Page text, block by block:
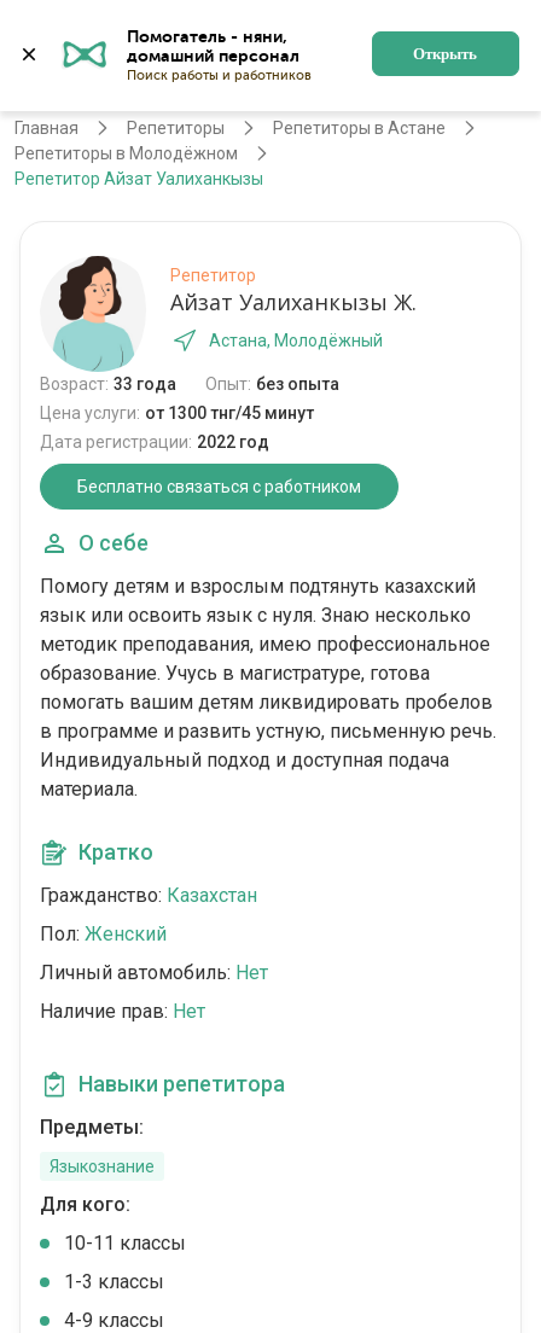
Помогатель - няни,
Поиск работы и работников
Открыть
Астана Регистрация
Главная Репетиторы
Репетиторы в Астане
Репетиторы в Молодёжном
Репетитор Айзат Уалиханкызы
Репетитор
Айзат Уалиханкызы Ж.
Астана, Молодёжный
Возраст: 33 года Опыт: без опыта
Цена услуги: от 1300 тнг/45 минут
Дата регистрации: 2022 год
Бесплатно связаться с работником
О себе
Помогу детям и взрослым подтянуть казахский
язык или освоить язык с нуля. Знаю несколько
методик преподавания, имею профессиональное
образование. Учусь в магистратуре, готова
помогать вашим детям ликвидировать пробелов
в программе и развить устную, письменную речь.
Индивидуальный подход и доступная подача
материала.
Кратко
Гражданство: Казахстан
Пол: Женский
Личный автомобиль: Нет
Наличие прав: Нет
Навыки репетитора
Предметы:
Языкознание
Для кого:
10-11 классы
1-3 классы
4-9 классы